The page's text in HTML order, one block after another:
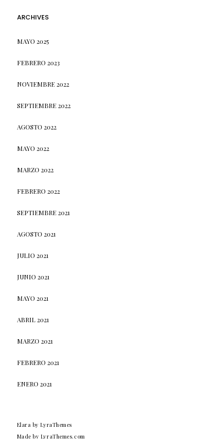
ARCHIVES
MAYO 2025
FEBRERO 2023
NOVIEMBRE 2022
SEPTIEMBRE 2022
AGOSTO 2022
MAYO 2022
MARZO 2022
FEBRERO 2022
SEPTIEMBRE 2021
AGOSTO 2021
JULIO 2021
JUNIO 2021
MAYO 2021
ABRIL 2021
MARZO 2021
FEBRERO 2021
ENERO 2021
Elara by LyraThemes
Made by LyraThemes.com